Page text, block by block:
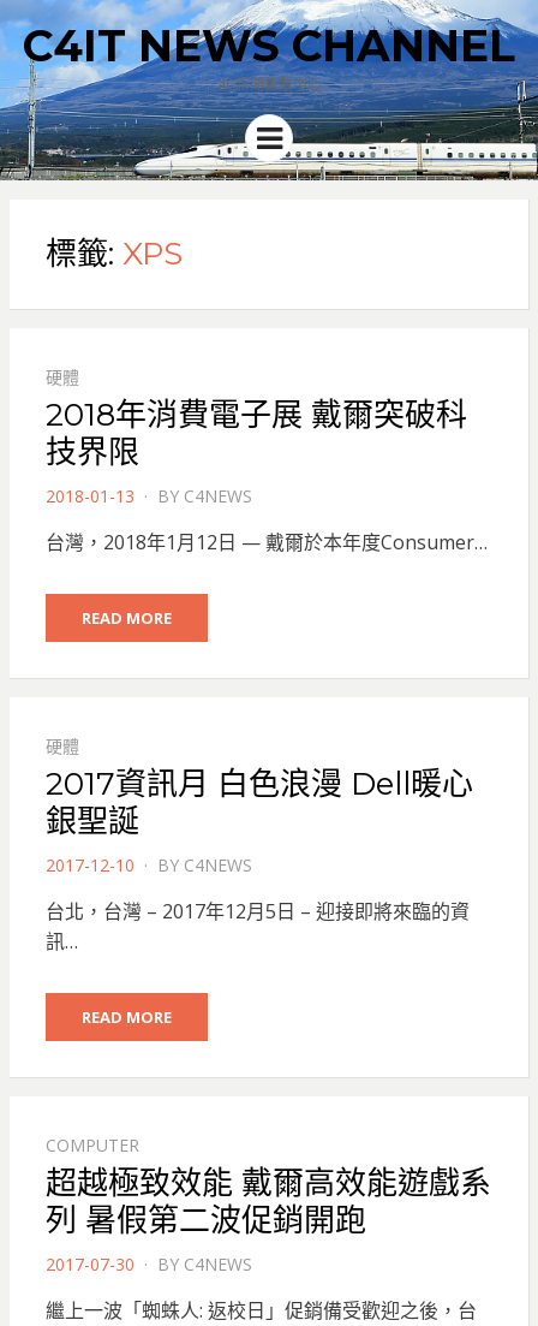
C4IT NEWS CHANNEL
4C新聞集散中心
Menu
標籤: XPS
硬體
2018年消費電子展 戴爾突破科
技界限
POSTED
2018-01-13 BY C4NEWS
台灣，2018年1月12日 — 戴爾於本年度Consumer…
READ MORE
硬體
2017資訊月 白色浪漫 Dell暖心
銀聖誕
POSTED
2017-12-10 BY C4NEWS
台北，台灣 – 2017年12月5日 – 迎接即將來臨的資
訊…
READ MORE
COMPUTER
超越極致效能 戴爾高效能遊戲系
列 暑假第二波促銷開跑
POSTED
2017-07-30 BY C4NEWS
繼上一波「蜘蛛人: 返校日」促銷備受歡迎之後，台